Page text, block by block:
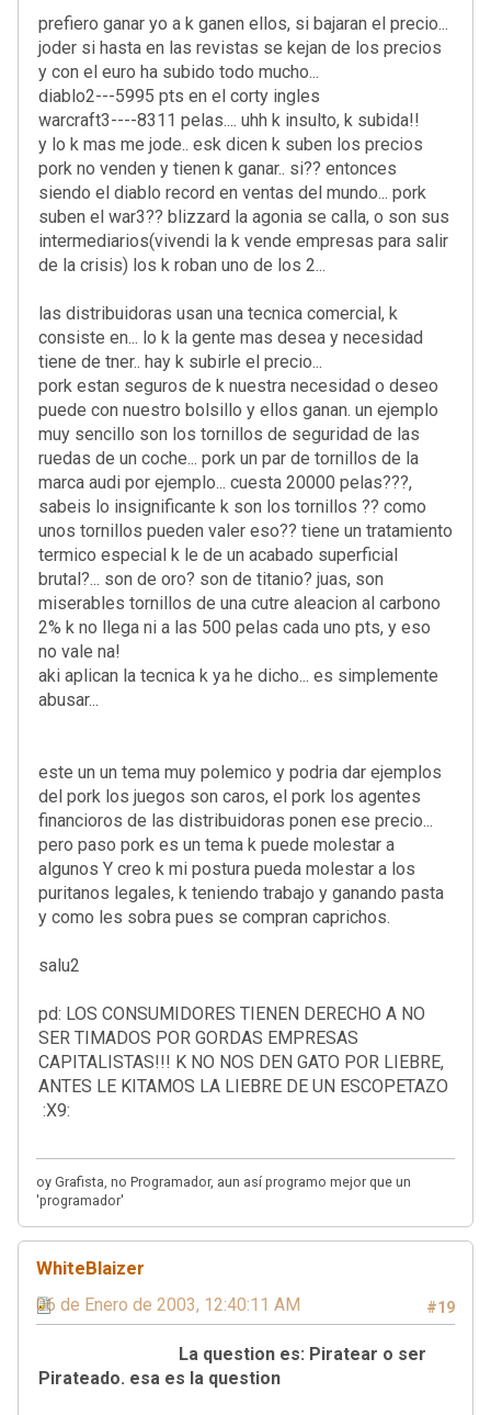
prefiero ganar yo a k ganen ellos, si bajaran el precio...
joder si hasta en las revistas se kejan de los precios
y con el euro ha subido todo mucho...
diablo2---5995 pts en el corty ingles
warcraft3----8311 pelas.... uhh k insulto, k subida!!
y lo k mas me jode.. esk dicen k suben los precios
pork no venden y tienen k ganar.. si?? entonces
siendo el diablo record en ventas del mundo... pork
suben el war3?? blizzard la agonia se calla, o son sus
intermediarios(vivendi la k vende empresas para salir
de la crisis) los k roban uno de los 2...
las distribuidoras usan una tecnica comercial, k
consiste en... lo k la gente mas desea y necesidad
tiene de tner.. hay k subirle el precio...
pork estan seguros de k nuestra necesidad o deseo
puede con nuestro bolsillo y ellos ganan. un ejemplo
muy sencillo son los tornillos de seguridad de las
ruedas de un coche... pork un par de tornillos de la
marca audi por ejemplo... cuesta 20000 pelas???,
sabeis lo insignificante k son los tornillos ?? como
unos tornillos pueden valer eso?? tiene un tratamiento
termico especial k le de un acabado superficial
brutal?... son de oro? son de titanio? juas, son
miserables tornillos de una cutre aleacion al carbono
2% k no llega ni a las 500 pelas cada uno pts, y eso
no vale na!
aki aplican la tecnica k ya he dicho... es simplemente
abusar...
este un un tema muy polemico y podria dar ejemplos
del pork los juegos son caros, el pork los agentes
financioros de las distribuidoras ponen ese precio...
pero paso pork es un tema k puede molestar a
algunos Y creo k mi postura pueda molestar a los
puritanos legales, k teniendo trabajo y ganando pasta
y como les sobra pues se compran caprichos.
salu2
pd: LOS CONSUMIDORES TIENEN DERECHO A NO
SER TIMADOS POR GORDAS EMPRESAS
CAPITALISTAS!!! K NO NOS DEN GATO POR LIEBRE,
ANTES LE KITAMOS LA LIEBRE DE UN ESCOPETAZO
:X9:
oy Grafista, no Programador, aun así programo mejor que un
'programador'
WhiteBlaizer
#19
06 de Enero de 2003, 12:40:11 AM
La question es: Piratear o ser
Pirateado. esa es la question